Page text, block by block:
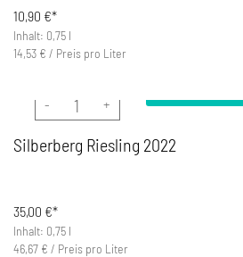
10,90 €*
Inhalt: 0,75 l
14,53 € / Preis pro Liter
Silberberg Riesling 2022 Menge
Silberberg Riesling 2022
35,00 €*
Inhalt: 0,75 l
46,67 € / Preis pro Liter